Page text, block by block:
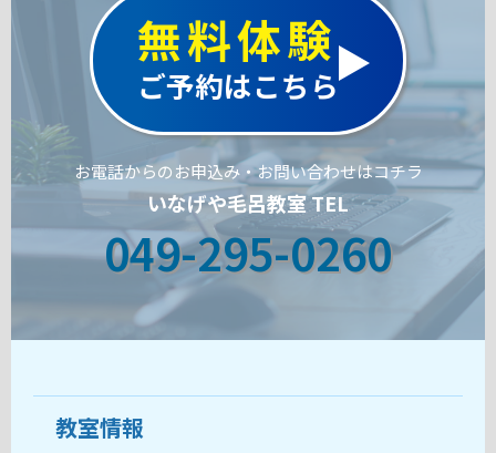
無料体験
ご予約はこちら
お電話からのお申込み・お問い合わせはコチラ
いなげや毛呂教室 TEL
049-295-0260
教室情報